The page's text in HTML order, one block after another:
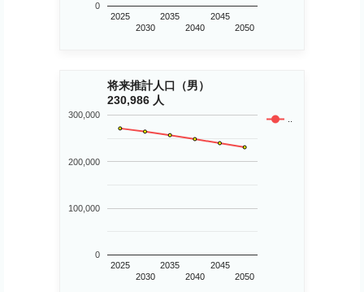
2025
2030
2035
2040
2045
2050
0
将来推計人口（男）
230,986 人
..
2025
2030
2035
2040
2045
2050
0
100,000
200,000
300,000